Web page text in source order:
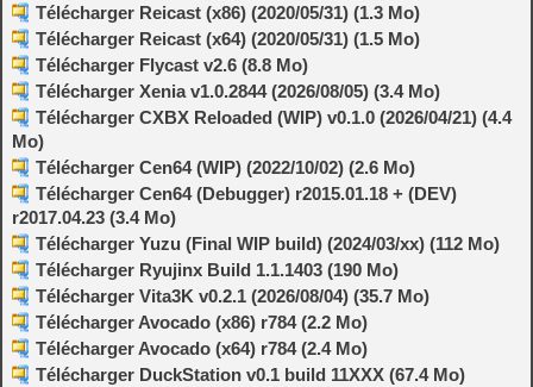
Télécharger Reicast (x86) (2020/05/31) (1.3 Mo)
Télécharger Reicast (x64) (2020/05/31) (1.5 Mo)
Télécharger Flycast v2.6 (8.8 Mo)
Télécharger Xenia v1.0.2844 (2026/08/05) (3.4 Mo)
Télécharger CXBX Reloaded (WIP) v0.1.0 (2026/04/21) (4.4
Mo)
Télécharger Cen64 (WIP) (2022/10/02) (2.6 Mo)
Télécharger Cen64 (Debugger) r2015.01.18 + (DEV)
r2017.04.23 (3.4 Mo)
Télécharger Yuzu (Final WIP build) (2024/03/xx) (112 Mo)
Télécharger Ryujinx Build 1.1.1403 (190 Mo)
Télécharger Vita3K v0.2.1 (2026/08/04) (35.7 Mo)
Télécharger Avocado (x86) r784 (2.2 Mo)
Télécharger Avocado (x64) r784 (2.4 Mo)
Télécharger DuckStation v0.1 build 11XXX (67.4 Mo)